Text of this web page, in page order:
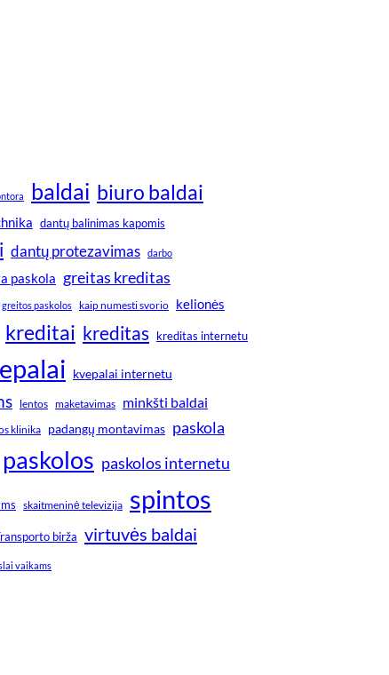
baldai biuro baldai
dantų balinimas kapomis
dantų protezavimas darbo
paskola greitas kreditas
greitos paskolos kaip numesti svorio kelionės
kreditai kreditas kreditas internetu
kvepalai internetu
lentos maketavimas minkšti baldai
klinika padangų montavimas paskola
paskolos paskolos internetu
skaitmeninė televizija spintos
birža virtuvės baldai
vaikams